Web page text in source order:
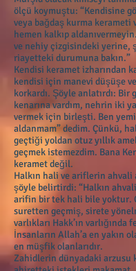
ölçü koymuştu: “Kendisine
veya bağdaş kurma kerameti
hemen kalkıp
ve nehiy çizgisindeki yerine,
riayetteki durumuna bakın.”
Kendisi keramet izharından
kendisi için manevi düşüşe
korkardı. Şöyle anlatırdı: Bir
kenarına vardım, nehrin iki
vermek için birleşti. Ben
aldanmam” dedim. Çünkü,
geçtiği yoldan otuz yıllık
geçmek istemezdim. Bana
keramet değil.
Halkın hali ve ariflerin ahvali
şöyle belirtirdi: “Halkın
arifin bir tek hali bile yoktur.
suretten geçmiş, sirete
varlıkları Hakk’ın
İnsanların Allah’a en yakın
en müşfik olanlarıdır.
Zahidlerin dünyadaki arzusu